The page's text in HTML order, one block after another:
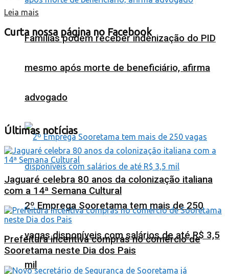
Famílias podem receber indenização do PID
mesmo após morte de beneficiário, afirma
advogado
2º Emprega Sooretama tem mais de 250
vagas disponíveis com salários de até R$ 3,5
mil
Leia mais
Curta nossa página no Facebook
Últimas notícias
Jaguaré celebra 80 anos da colonização italiana
com a 14ª Semana Cultural
Prefeitura incentiva compras no comércio de
Sooretama neste Dia dos Pais